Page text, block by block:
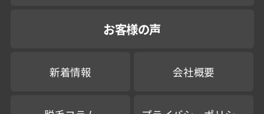
お客様の声
新着情報 会社概要